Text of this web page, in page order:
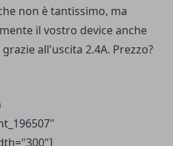
non è tantissimo, ma
il vostro device anche
all'uscita 2.4A. Prezzo?